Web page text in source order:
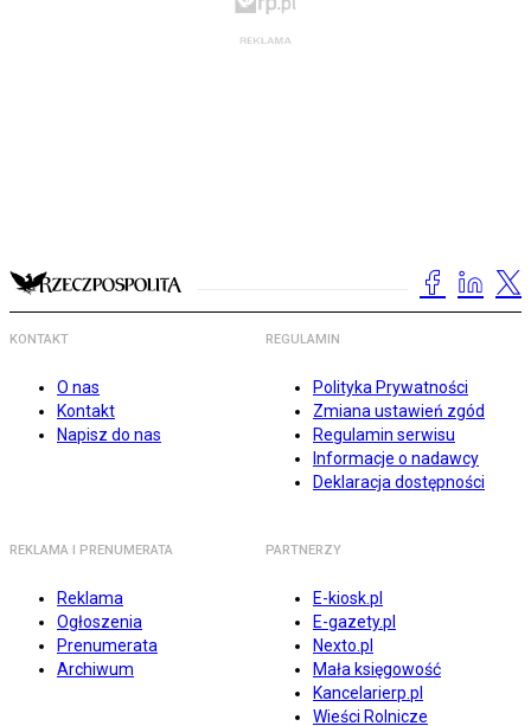
KONTAKT
O nas
Kontakt
Napisz do nas
REGULAMIN
Polityka Prywatności
Zmiana ustawień zgód
Regulamin serwisu
Informacje o nadawcy
Deklaracja dostępności
REKLAMA I PRENUMERATA
Reklama
Ogłoszenia
Prenumerata
Archiwum
PARTNERZY
E-kiosk.pl
E-gazety.pl
Nexto.pl
Mała księgowość
Kancelarierp.pl
Wieści Rolnicze